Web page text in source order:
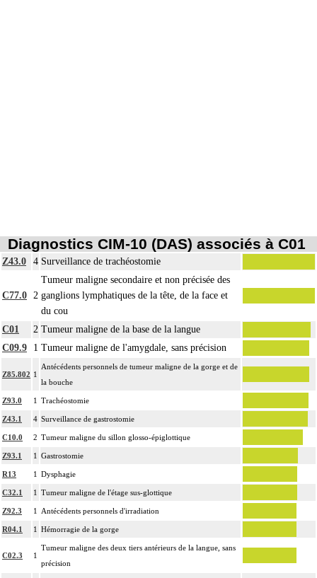
Diagnostics CIM-10 (DAS) associés à C01
Z43.0 4 Surveillance de trachéostomie
C77.0 2
Tumeur maligne secondaire et non précisée des
ganglions lymphatiques de la tête, de la face et
du cou
C01
2 Tumeur maligne de la base de la langue
C09.9
1 Tumeur maligne de l'amygdale, sans précision
Z85.802 1
Antécédents personnels de tumeur maligne de la gorge et de
la bouche
Z93.0 1 Trachéostomie
Z43.1 4 Surveillance de gastrostomie
C10.0 2 Tumeur maligne du sillon glosso-épiglottique
Z93.1 1 Gastrostomie
R13 1 Dysphagie
C32.1 1 Tumeur maligne de l'étage sus-glottique
Z92.3 1 Antécédents personnels d'irradiation
R04.1 1 Hémorragie de la gorge
C02.3 1
Tumeur maligne des deux tiers antérieurs de la langue, sans
précision